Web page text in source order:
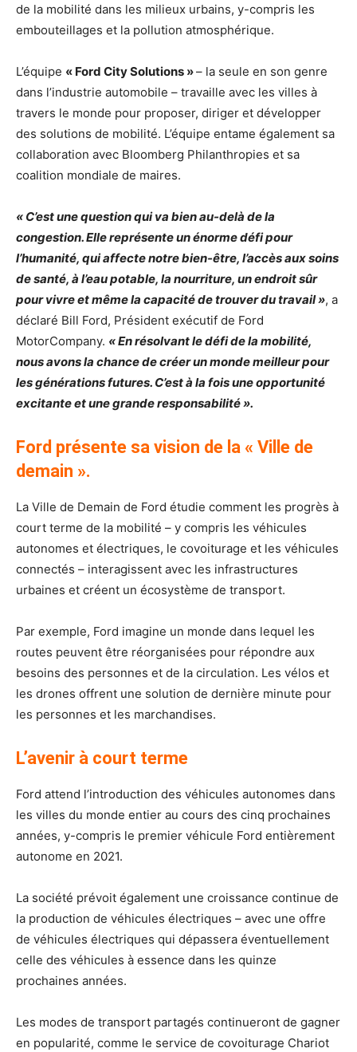
de la mobilité dans les milieux urbains, y-compris les
embouteillages et la pollution atmosphérique.
L’équipe « Ford City Solutions »– la seule en son genre
dans l’industrie automobile – travaille avec les villes à
travers le monde pour proposer, diriger et développer
des solutions de mobilité. L’équipe entame également sa
collaboration avec Bloomberg Philanthropies et sa
coalition mondiale de maires.
« C’est une question qui va bien au-delà de la
congestion. Elle représente un énorme défi pour
l’humanité, qui affecte notre bien-être, l’accès aux soins
de santé, à l’eau potable, la nourriture, un endroit sûr
pour vivre et même la capacité de trouver du travail », a
déclaré Bill Ford, Président exécutif de Ford
MotorCompany. « En résolvant le défi de la mobilité,
nous avons la chance de créer un monde meilleur pour
les générations futures. C’est à la fois une opportunité
excitante et une grande responsabilité ».
Ford présente sa vision de la « Ville de
demain ».
La Ville de Demain de Ford étudie comment les progrès à
court terme de la mobilité – y compris les véhicules
autonomes et électriques, le covoiturage et les véhicules
connectés – interagissent avec les infrastructures
urbaines et créent un écosystème de transport.
Par exemple, Ford imagine un monde dans lequel les
routes peuvent être réorganisées pour répondre aux
besoins des personnes et de la circulation. Les vélos et
les drones offrent une solution de dernière minute pour
les personnes et les marchandises.
L’avenir à court terme
Ford attend l’introduction des véhicules autonomes dans
les villes du monde entier au cours des cinq prochaines
années, y-compris le premier véhicule Ford entièrement
autonome en 2021.
La société prévoit également une croissance continue de
la production de véhicules électriques – avec une offre
de véhicules électriques qui dépassera éventuellement
celle des véhicules à essence dans les quinze
prochaines années.
Les modes de transport partagés continueront de gagner
en popularité, comme le service de covoiturage Chariot